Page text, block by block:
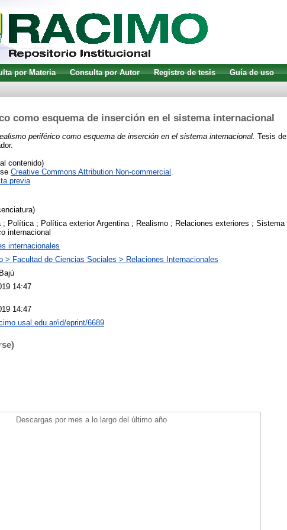
por Materia Consulta por Autor Registro de tesis Guía de uso
como esquema de inserción en el sistema internacional
periférico como esquema de inserción en el sistema internacional. Tesis de
contenido)
Creative Commons Attribution Non-commercial .
previa
; Política ; Política exterior Argentina ; Realismo ; Relaciones exteriores ; Sistema
internacional
internacionales
> Facultad de Ciencias Sociales > Relaciones Internacionales
14:47
14:47
id/eprint/6689
Descargas por mes a lo largo del último año